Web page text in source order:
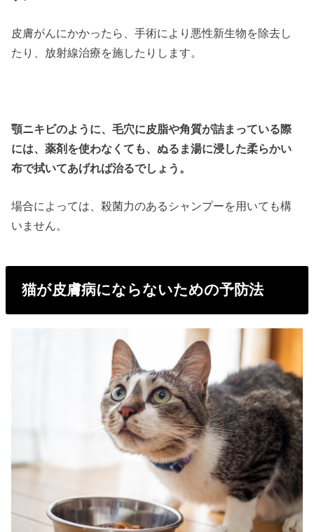
皮膚がんにかかったら、手術により悪性新生物を除去し
たり、放射線治療を施したりします。
顎ニキビのように、毛穴に皮脂や角質が詰まっている際
には、薬剤を使わなくても、ぬるま湯に浸した柔らかい
布で拭いてあげれば治るでしょう。
場合によっては、殺菌力のあるシャンプーを用いても構
いません。
猫が皮膚病にならないための予防法